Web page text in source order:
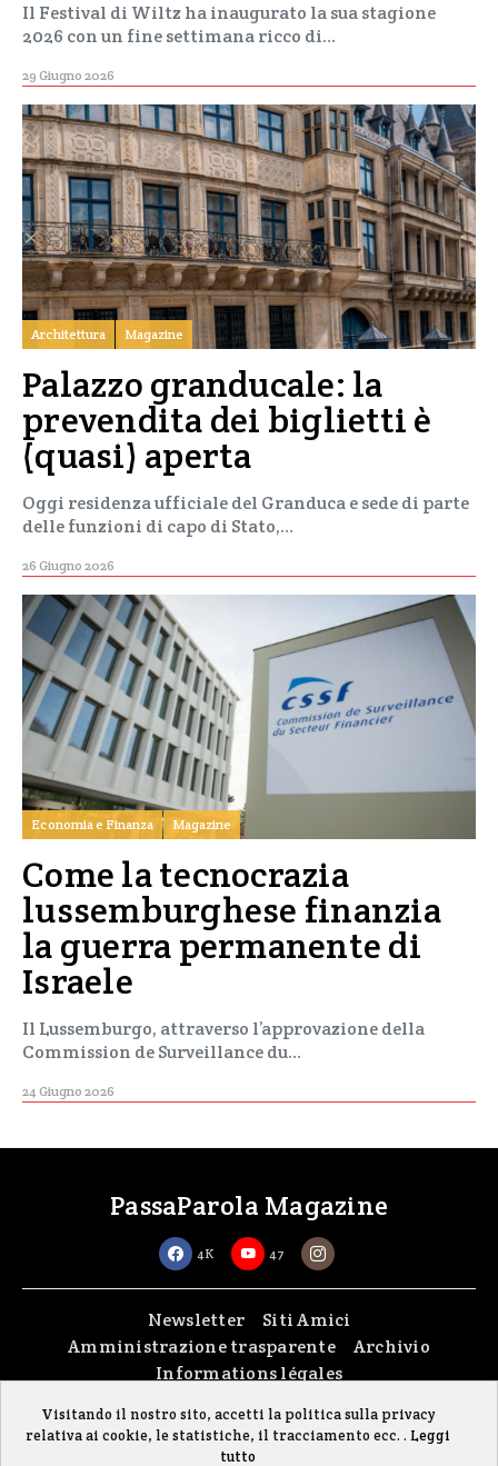
Il Festival di Wiltz ha inaugurato la sua stagione
2026 con un fine settimana ricco di…
29 Giugno 2026
Architettura Magazine
Palazzo granducale: la
prevendita dei biglietti è
(quasi) aperta
Oggi residenza ufficiale del Granduca e sede di parte
delle funzioni di capo di Stato,…
26 Giugno 2026
Economia e Finanza Magazine
Come la tecnocrazia
lussemburghese finanzia
la guerra permanente di
Israele
Il Lussemburgo, attraverso l’approvazione della
Commission de Surveillance du…
24 Giugno 2026
PassaParola Magazine
4K 47
Newsletter
Siti Amici
Amministrazione trasparente
Archivio
Informations légales
Copyright © 2026passaparola asbl| Made with passion byfontana.lu
Il sito è stato realizzato grazie al contributo della FISC (Federazione Italiana
Visitando il nostro sito, accetti la politica sulla privacy
relativa ai cookie, le statistiche, il tracciamento ecc. . Leggi
tutto